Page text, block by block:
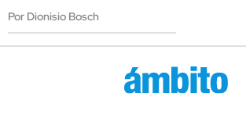
Por Dionisio Bosch